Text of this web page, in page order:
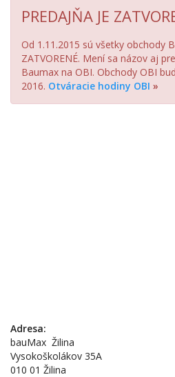
PREDAJŇA JE
Od 1.11.2015 sú všetky obchody
ZATVORENÉ. Mení sa názov aj
Baumax na OBI. Obchody OBI
2016. Otváracie hodiny OBI »
Adresa:
bauMax Žilina
Vysokoškolákov 35A
010 01 Žilina